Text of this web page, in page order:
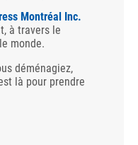
Montréal Inc.
à travers le
monde.
déménagiez,
là pour prendre